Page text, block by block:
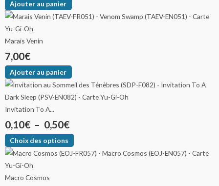
Ajouter au panier
Marais Venin
7,00€
Ajouter au panier
Invitation To A...
0,10€ – 0,50€
Choix des options
Macro Cosmos